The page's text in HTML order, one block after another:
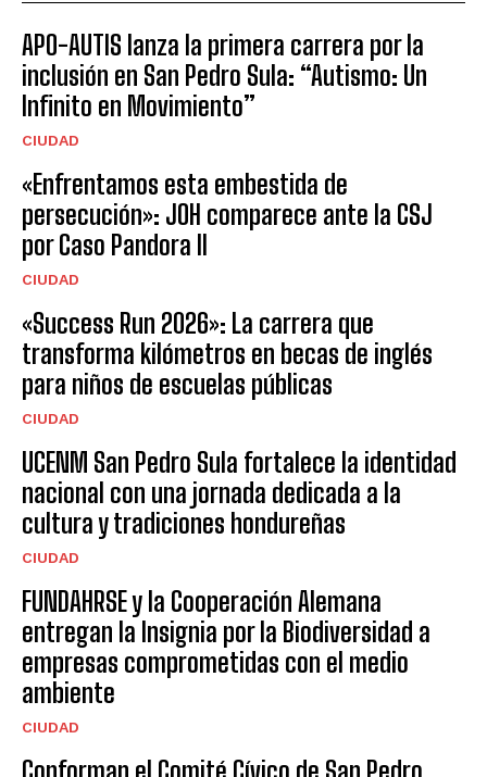
APO-AUTIS lanza la primera carrera por la
inclusión en San Pedro Sula: “Autismo: Un
Infinito en Movimiento”
CIUDAD
«Enfrentamos esta embestida de
persecución»: JOH comparece ante la CSJ
por Caso Pandora II
CIUDAD
«Success Run 2026»: La carrera que
transforma kilómetros en becas de inglés
para niños de escuelas públicas
CIUDAD
UCENM San Pedro Sula fortalece la identidad
nacional con una jornada dedicada a la
cultura y tradiciones hondureñas
CIUDAD
FUNDAHRSE y la Cooperación Alemana
entregan la Insignia por la Biodiversidad a
empresas comprometidas con el medio
ambiente
CIUDAD